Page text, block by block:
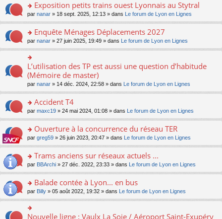
ult
er
le
m
e
s
g
e
n
o
lu
le
pl
u
s
e
nt
o
n
ult
er
le
m
s
a
e
n
o
lu
le
pl
u
s
e
nt
Exposition petits trains ouest Lyonnais au Stytral
par nanar » 18 sept. 2025, 12:13 » dans Le forum de Lyon en Lignes
o
n
s
ult
er
le
m
e
s
a
e
n
o
lu
le
pl
u
s
c
Enquête Ménages Déplacements 2027
par nanar » 27 juin 2025, 19:49 » dans Le forum de Lyon en Lignes
n
s
ult
er
le
m
e
s
a
g
e
n
lu
le
pl
u
s
L’utilisation des TP est aussi une question d’habitude
(Mémoire de master)
par nanar » 14 déc. 2024, 22:58 » dans Le forum de Lyon en Lignes
o
n
ult
er
le
m
e
a
g
e
n
o
Accident T4
par maxc19 » 24 mai 2024, 01:08 » dans Le forum de Lyon en Lignes
o
n
ult
er
le
m
e
s
Ouverture à la concurrence du réseau TER
par greg59 » 26 juin 2023, 20:47 » dans Le forum de Lyon en Lignes
o
n
ult
er
le
m
e
Trams anciens sur réseaux actuels ...
par BBArchi » 27 déc. 2022, 23:33 » dans Le forum de Lyon en Lignes
o
n
s
ult
Balade contée à Lyon... en bus
par Billy » 05 août 2022, 19:32 » dans Le forum de Lyon en Lignes
o
Nouvelle ligne : Vaulx La Soie / Aéroport Saint-Exupéry